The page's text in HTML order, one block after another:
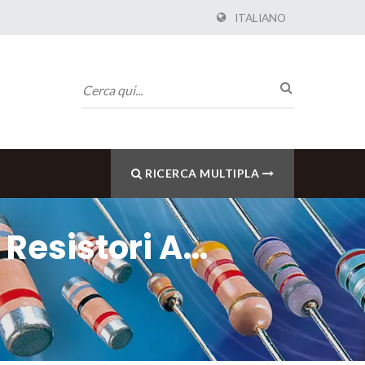
ITALIANO
RICERCA MULTIPLA
A